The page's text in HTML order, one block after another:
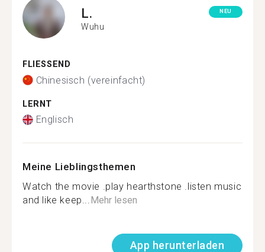
L.
Wuhu
NEU
FLIESSEND
Chinesisch (vereinfacht)
LERNT
Englisch
Meine Lieblingsthemen
Watch the movie .play hearthstone .listen music
and like keep...Mehr lesen
App herunterladen